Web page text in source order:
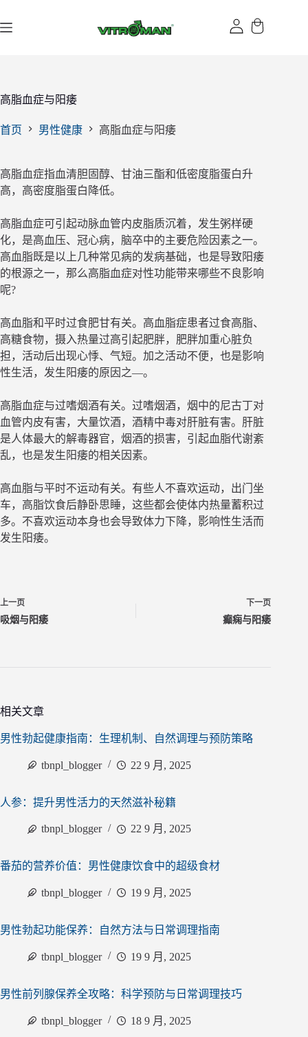
过
高脂血症与阳痿
首页 男性健康 高脂血症与阳痿
高脂血症指血清胆固醇、甘油三酯和低密度脂蛋白升
高，高密度脂蛋白降低。
高脂血症可引起动脉血管内皮脂质沉着，发生粥样硬
化，是高血压、冠心病，脑卒中的主要危险因素之一。
高血脂既是以上几种常见病的发病基础，也是导致阳痿
的根源之一，那么高脂血症对性功能带来哪些不良影响
呢?
高血脂和平时过食肥甘有关。高血脂症患者过食高脂、
高糖食物，摄入热量过高引起肥胖，肥胖加重心脏负
担，活动后出现心悸、气短。加之活动不便，也是影响
性生活，发生阳痿的原因之—。
高脂血症与过嗜烟酒有关。过嗜烟酒，烟中的尼古丁对
血管内皮有害，大量饮酒，酒精中毒对肝脏有害。肝脏
是人体最大的解毒器官，烟酒的损害，引起血脂代谢紊
乱，也是发生阳痿的相关因素。
高血脂与平时不运动有关。有些人不喜欢运动，出门坐
车，高脂饮食后静卧思睡，这些都会使体内热量蓄积过
多。不喜欢运动本身也会导致体力下降，影响性生活而
发生阳痿。
上一页
吸烟与阳痿
下一页
癫痫与阳痿
相关文章
男性勃起健康指南：生理机制、自然调理与预防策略
tbnpl_blogger 22 9 月, 2025
人参：提升男性活力的天然滋补秘籍
tbnpl_blogger 22 9 月, 2025
番茄的营养价值：男性健康饮食中的超级食材
tbnpl_blogger 19 9 月, 2025
男性勃起功能保养：自然方法与日常调理指南
tbnpl_blogger 19 9 月, 2025
男性前列腺保养全攻略：科学预防与日常调理技巧
tbnpl_blogger 18 9 月, 2025